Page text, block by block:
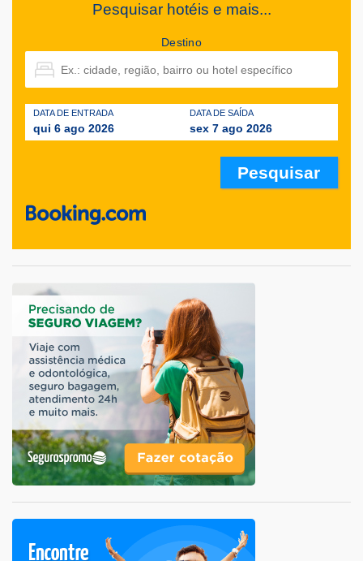
Pesquisar hotéis e mais...
Destino
DATA DE ENTRADA
qui 6 ago 2026
DATA DE SAÍDA
sex 7 ago 2026